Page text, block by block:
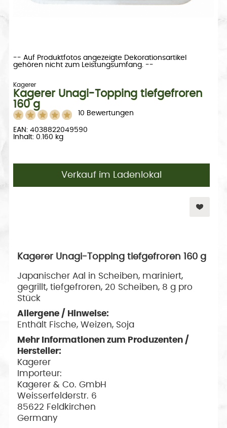
-- Auf Produktfotos angezeigte Dekorationsartikel
gehören nicht zum Leistungsumfang. --
Kagerer
Kagerer Unagi-Topping tiefgefroren
160 g
10 Bewertungen
EAN: 4038822049590
Inhalt: 0.160 kg
Verkauf im Ladenlokal
Kagerer Unagi-Topping tiefgefroren 160 g
Japanischer Aal in Scheiben, mariniert,
gegrillt, tiefgefroren, 20 Scheiben, 8 g pro
Stück
Allergene / Hinweise:
Enthält Fische, Weizen, Soja
Mehr Informationen zum Produzenten /
Hersteller:
Kagerer
Importeur:
Kagerer & Co. GmbH
Weisserfelderstr. 6
85622 Feldkirchen
Germany